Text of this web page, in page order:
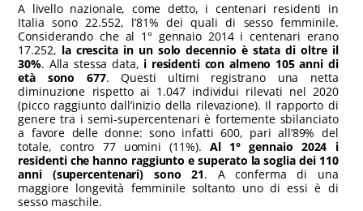
A livello nazionale, come detto, i centenari residenti in
Italia sono 22.552, l’81% dei quali di sesso femminile.
Considerando che al 1° gennaio 2014 i centenari erano
17.252, la crescita in un solo decennio è stata di oltre il
30%. Alla stessa data, i residenti con almeno 105 anni di
età sono 677. Questi ultimi registrano una netta
diminuzione rispetto ai 1.047 individui rilevati nel 2020
(picco raggiunto dall’inizio della rilevazione). Il rapporto di
genere tra i semi-supercentenari è fortemente sbilanciato
a favore delle donne: sono infatti 600, pari all’89% del
totale, contro 77 uomini (11%).Al 1° gennaio 2024 i
residenti che hanno raggiunto e superato la soglia dei 110
anni (supercentenari) sono 21. A conferma di una
maggiore longevità femminile soltanto uno di essi è di
sesso maschile.